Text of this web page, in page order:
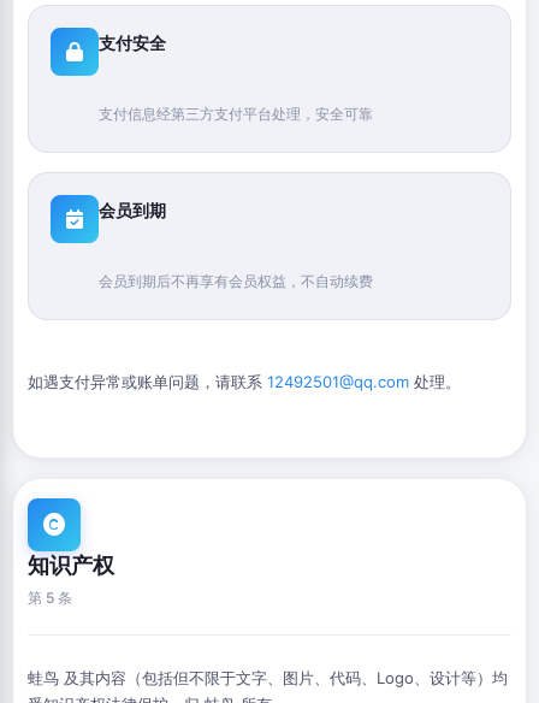
支付安全
支付信息经第三方支付平台处理，安全可靠
会员到期
会员到期后不再享有会员权益，不自动续费
如遇支付异常或账单问题，请联系 12492501@qq.com 处理。
知识产权
第 5 条
蛙鸟 及其内容（包括但不限于文字、图片、代码、Logo、设计等）均